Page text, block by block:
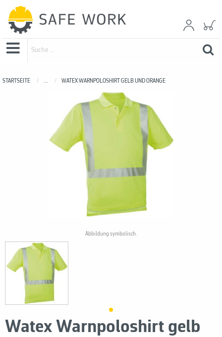
STARTSEITE ... WATEX WARNPOLOSHIRT GELB UND ORANGE
Watex Warnpoloshirt gelb
Abbildung symbolisch.